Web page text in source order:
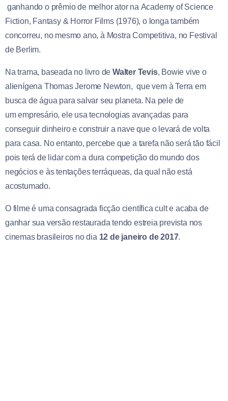
ganhando o prêmio de melhor ator na Academy of Science
Fiction, Fantasy & Horror Films (1976), o longa também
concorreu, no mesmo ano, à Mostra Competitiva, no Festival
de Berlim.
Na trama, baseada no livro de Walter Tevis, Bowie vive o
alienígena Thomas Jerome Newton, que vem à Terra em
busca de água para salvar seu planeta. Na pele de
um empresário, ele usa tecnologias avançadas para
conseguir dinheiro e construir a nave que o levará de volta
para casa. No entanto, percebe que a tarefa não será tão fácil
pois terá de lidar com a dura competição do mundo dos
negócios e às tentações terráqueas, da qual não está
acostumado.
O filme é uma consagrada ficção científica cult e acaba de
ganhar sua versão restaurada tendo estreia prevista nos
cinemas brasileiros no dia 12 de janeiro de 2017.